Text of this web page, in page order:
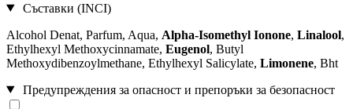
Съставки (INCI)
Alcohol Denat, Parfum, Aqua, Alpha-Isomethyl Ionone, Linalool,
Ethylhexyl Methoxycinnamate, Eugenol, Butyl
Methoxydibenzoylmethane, Ethylhexyl Salicylate, Limonene, Bht
Предупреждения за опасност и препоръки за безопасност